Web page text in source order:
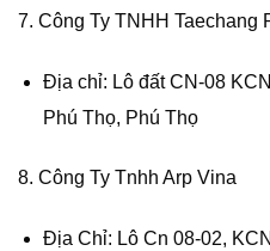
7. Công Ty TNHH Taechang
Địa chỉ: Lô đất CN-08
Phú Thọ, Phú Thọ
8. Công Ty Tnhh Arp Vina
Địa Chỉ: Lô Cn 08-02,